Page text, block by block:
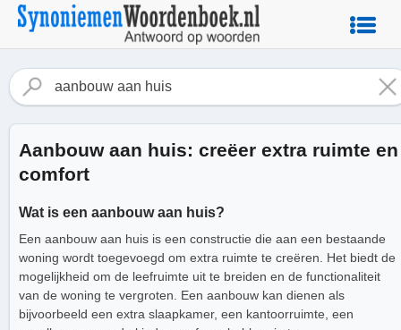
Aanbouw aan huis: creëer extra ruimte en
comfort
Wat is een aanbouw aan huis?
Een aanbouw aan huis is een constructie die aan een bestaande
woning wordt toegevoegd om extra ruimte te creëren. Het biedt de
mogelijkheid om de leefruimte uit te breiden en de functionaliteit
van de woning te vergroten. Een aanbouw kan dienen als
bijvoorbeeld een extra slaapkamer, een kantoorruimte, een